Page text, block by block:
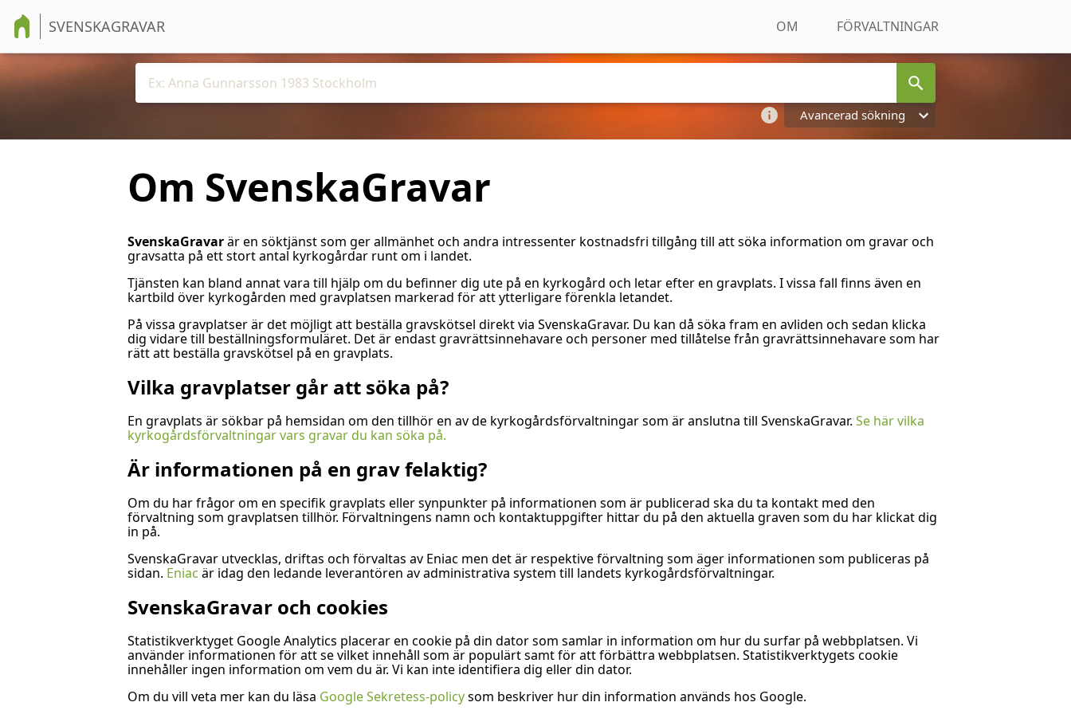
SVENSKAGRAVAR OM FÖRVALTNINGAR
Avancerad sökning
Om SvenskaGravar
SvenskaGravarär en söktjänst som ger allmänhet och andra intressenter kostnadsfri tillgång till att söka information om gravar och
gravsatta på ett stort antal kyrkogårdar runt om i landet.
Tjänsten kan bland annat vara till hjälp om du befinner dig ute på en kyrkogård och letar efter en gravplats. I vissa fall finns även en
kartbild över kyrkogården med gravplatsen markerad för att ytterligare förenkla letandet.
På vissa gravplatser är det möjligt att beställa gravskötsel direkt via SvenskaGravar. Du kan då söka fram en avliden och sedan klicka
dig vidare till beställningsformuläret. Det är endast gravrättsinnehavare och personer med tillåtelse från gravrättsinnehavare som har
rätt att beställa gravskötsel på en gravplats.
Vilka gravplatser går att söka på?
En gravplats är sökbar på hemsidan om den tillhör en av de kyrkogårdsförvaltningar som är anslutna till SvenskaGravar. Se här vilka
kyrkogårdsförvaltningar vars gravar du kan söka på.
Är informationen på en grav felaktig?
Om du har frågor om en specifik gravplats eller synpunkter på informationen som är publicerad ska du ta kontakt med den
förvaltning som gravplatsen tillhör. Förvaltningens namn och kontaktuppgifter hittar du på den aktuella graven som du har klickat dig
in på.
SvenskaGravar utvecklas, driftas och förvaltas av Eniac men det är respektive förvaltning som äger informationen som publiceras på
sidan. Eniac är idag den ledande leverantören av administrativa system till landets kyrkogårdsförvaltningar.
SvenskaGravar och cookies
Statistikverktyget Google Analytics placerar en cookie på din dator som samlar in information om hur du surfar på webbplatsen. Vi
använder informationen för att se vilket innehåll som är populärt samt för att förbättra webbplatsen. Statistikverktygets cookie
innehåller ingen information om vem du är. Vi kan inte identifiera dig eller din dator.
Om du vill veta mer kan du läsa Google Sekretess-policysom beskriver hur din information används hos Google.